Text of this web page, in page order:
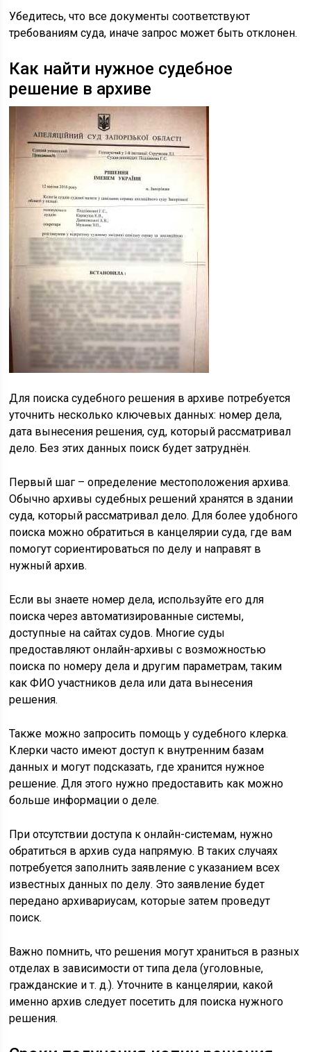
Убедитесь, что все документы соответствуют
требованиям суда, иначе запрос может быть отклонен.
Как найти нужное судебное
решение в архиве
Для поиска судебного решения в архиве потребуется
уточнить несколько ключевых данных: номер дела,
дата вынесения решения, суд, который рассматривал
дело. Без этих данных поиск будет затруднён.
Первый шаг – определение местоположения архива.
Обычно архивы судебных решений хранятся в здании
суда, который рассматривал дело. Для более удобного
поиска можно обратиться в канцелярии суда, где вам
помогут сориентироваться по делу и направят в
нужный архив.
Если вы знаете номер дела, используйте его для
поиска через автоматизированные системы,
доступные на сайтах судов. Многие суды
предоставляют онлайн-архивы с возможностью
поиска по номеру дела и другим параметрам, таким
как ФИО участников дела или дата вынесения
решения.
Также можно запросить помощь у судебного клерка.
Клерки часто имеют доступ к внутренним базам
данных и могут подсказать, где хранится нужное
решение. Для этого нужно предоставить как можно
больше информации о деле.
При отсутствии доступа к онлайн-системам, нужно
обратиться в архив суда напрямую. В таких случаях
потребуется заполнить заявление с указанием всех
известных данных по делу. Это заявление будет
передано архивариусам, которые затем проведут
поиск.
Важно помнить, что решения могут храниться в разных
отделах в зависимости от типа дела (уголовные,
гражданские и т. д.). Уточните в канцелярии, какой
именно архив следует посетить для поиска нужного
решения.